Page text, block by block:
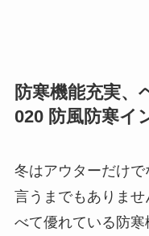
防寒機能充実、
020 防風防寒イ
冬はアウターだけ
言うまでもありま
べて優れている防寒